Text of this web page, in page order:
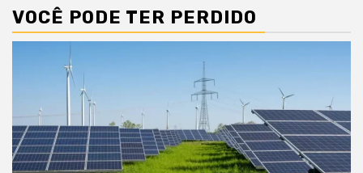
VOCÊ PODE TER PERDIDO